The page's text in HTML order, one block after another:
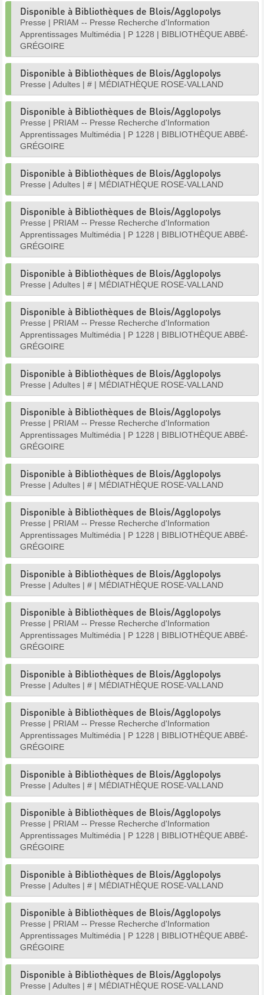
Disponible à Bibliothèques de Blois/Agglopolys
Presse | PRIAM -- Presse Recherche d'Information
Apprentissages Multimédia | P 1228 | BIBLIOTHÈQUE ABBÉ-
GRÉGOIRE
Disponible à Bibliothèques de Blois/Agglopolys
Presse | Adultes | # | MÉDIATHÈQUE ROSE-VALLAND
Disponible à Bibliothèques de Blois/Agglopolys
Presse | PRIAM -- Presse Recherche d'Information
Apprentissages Multimédia | P 1228 | BIBLIOTHÈQUE ABBÉ-
GRÉGOIRE
Disponible à Bibliothèques de Blois/Agglopolys
Presse | Adultes | # | MÉDIATHÈQUE ROSE-VALLAND
Disponible à Bibliothèques de Blois/Agglopolys
Presse | PRIAM -- Presse Recherche d'Information
Apprentissages Multimédia | P 1228 | BIBLIOTHÈQUE ABBÉ-
GRÉGOIRE
Disponible à Bibliothèques de Blois/Agglopolys
Presse | Adultes | # | MÉDIATHÈQUE ROSE-VALLAND
Disponible à Bibliothèques de Blois/Agglopolys
Presse | PRIAM -- Presse Recherche d'Information
Apprentissages Multimédia | P 1228 | BIBLIOTHÈQUE ABBÉ-
GRÉGOIRE
Disponible à Bibliothèques de Blois/Agglopolys
Presse | Adultes | # | MÉDIATHÈQUE ROSE-VALLAND
Disponible à Bibliothèques de Blois/Agglopolys
Presse | PRIAM -- Presse Recherche d'Information
Apprentissages Multimédia | P 1228 | BIBLIOTHÈQUE ABBÉ-
GRÉGOIRE
Disponible à Bibliothèques de Blois/Agglopolys
Presse | Adultes | # | MÉDIATHÈQUE ROSE-VALLAND
Disponible à Bibliothèques de Blois/Agglopolys
Presse | PRIAM -- Presse Recherche d'Information
Apprentissages Multimédia | P 1228 | BIBLIOTHÈQUE ABBÉ-
GRÉGOIRE
Disponible à Bibliothèques de Blois/Agglopolys
Presse | Adultes | # | MÉDIATHÈQUE ROSE-VALLAND
Disponible à Bibliothèques de Blois/Agglopolys
Presse | PRIAM -- Presse Recherche d'Information
Apprentissages Multimédia | P 1228 | BIBLIOTHÈQUE ABBÉ-
GRÉGOIRE
Disponible à Bibliothèques de Blois/Agglopolys
Presse | Adultes | # | MÉDIATHÈQUE ROSE-VALLAND
Disponible à Bibliothèques de Blois/Agglopolys
Presse | PRIAM -- Presse Recherche d'Information
Apprentissages Multimédia | P 1228 | BIBLIOTHÈQUE ABBÉ-
GRÉGOIRE
Disponible à Bibliothèques de Blois/Agglopolys
Presse | Adultes | # | MÉDIATHÈQUE ROSE-VALLAND
Disponible à Bibliothèques de Blois/Agglopolys
Presse | PRIAM -- Presse Recherche d'Information
Apprentissages Multimédia | P 1228 | BIBLIOTHÈQUE ABBÉ-
GRÉGOIRE
Disponible à Bibliothèques de Blois/Agglopolys
Presse | Adultes | # | MÉDIATHÈQUE ROSE-VALLAND
Disponible à Bibliothèques de Blois/Agglopolys
Presse | PRIAM -- Presse Recherche d'Information
Apprentissages Multimédia | P 1228 | BIBLIOTHÈQUE ABBÉ-
GRÉGOIRE
Disponible à Bibliothèques de Blois/Agglopolys
Presse | Adultes | # | MÉDIATHÈQUE ROSE-VALLAND